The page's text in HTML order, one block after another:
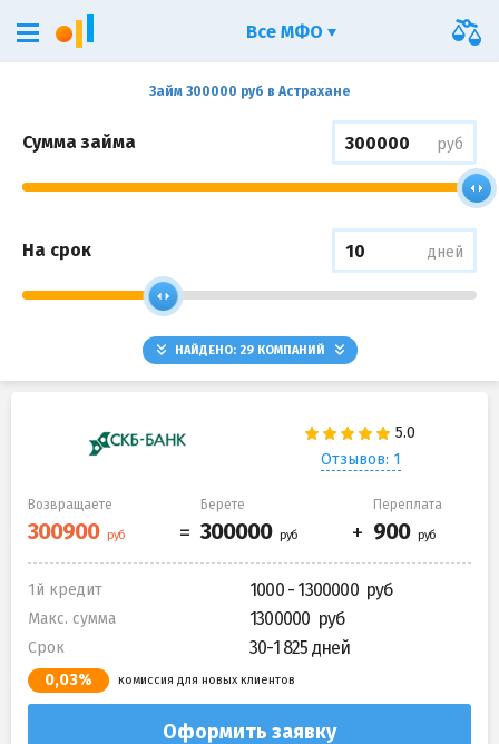
Займ 300000 руб в Астрахане
Сумма займа руб
На срок дней
НАЙДЕНО: 29КОМПАНИЙ
Отзывов: 1
Возвращаете Берете Переплата
1й кредит 1000 - 1300000
Макс. сумма 1300000
Срок 30-1 825 дней
0,03% комиссия для новых клиентов
Оформить заявку
Все МФО